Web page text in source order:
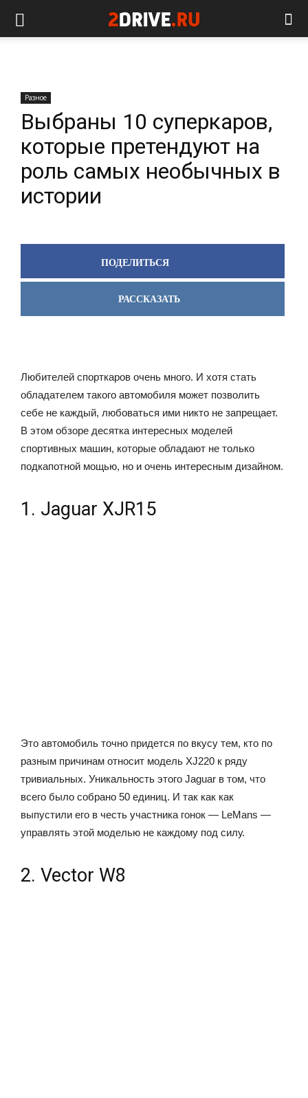
Разное
Выбраны 10 суперкаров,
которые претендуют на
роль самых необычных в
истории
ПОДЕЛИТЬСЯ
РАССКАЗАТЬ
Любителей спорткаров очень много. И хотя стать
обладателем такого автомобиля может позволить
себе не каждый, любоваться ими никто не запрещает.
В этом обзоре десятка интересных моделей
спортивных машин, которые обладают не только
подкапотной мощью, но и очень интересным дизайном.
1. Jaguar XJR15
Это автомобиль точно придется по вкусу тем, кто по
разным причинам относит модель XJ220 к ряду
тривиальных. Уникальность этого Jaguar в том, что
всего было собрано 50 единиц. И так как как
выпустили его в честь участника гонок — LeMans —
управлять этой моделью не каждому под силу.
2. Vector W8